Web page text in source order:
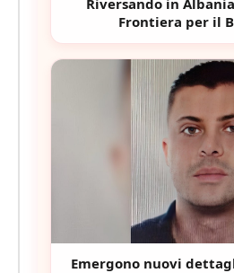
Pensionati in Albania:
Adriatico" a